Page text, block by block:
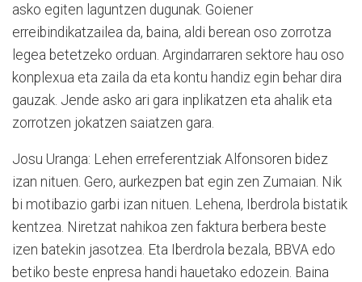
asko egiten laguntzen dugunak. Goiener
erreibindikatzailea da, baina, aldi berean oso zorrotza
legea betetzeko orduan. Argindarraren sektore hau oso
konplexua eta zaila da eta kontu handiz egin behar dira
gauzak. Jende asko ari gara inplikatzen eta ahalik eta
zorrotzen jokatzen saiatzen gara.
Josu Uranga: Lehen erreferentziak Alfonsoren bidez
izan nituen. Gero, aurkezpen bat egin zen Zumaian. Nik
bi motibazio garbi izan nituen. Lehena, Iberdrola bistatik
kentzea. Niretzat nahikoa zen faktura berbera beste
izen batekin jasotzea. Eta Iberdrola bezala, BBVA edo
betiko beste enpresa handi hauetako edozein. Baina